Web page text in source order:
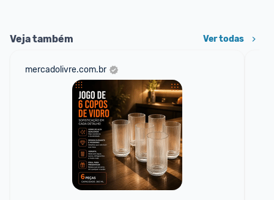
Veja também Ver todas
mercadolivre.com.br